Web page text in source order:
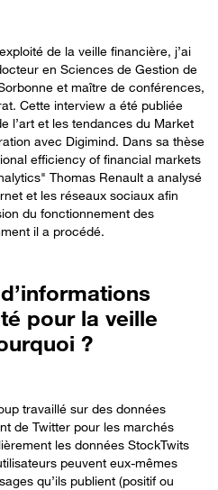
de la veille financière, j’ai
en Sciences de Gestion de
et maître de conférences,
Cette interview a été publiée
l’art et les tendances du Market
avec Digimind. Dans sa thèse
efficiency of financial markets
Thomas Renault a analysé
et les réseaux sociaux afin
du fonctionnement des
il a procédé.
pour la veille
?
travaillé sur des données
de Twitter pour les marchés
les données StockTwits
peuvent eux-mêmes
qu’ils publient (positif ou